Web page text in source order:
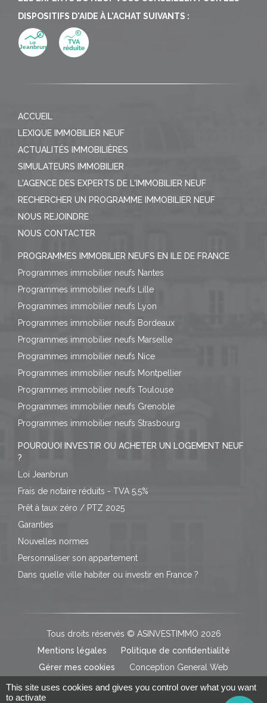
DISPOSITIFS D'AIDE À L'ACHAT SUIVANTS :
ACCUEIL
LEXIQUE IMMOBILIER NEUF
ACTUALITÉS IMMOBILIÈRES
SIMULATEURS IMMOBILIER
L'AGENCE DES EXPERTS DE L'IMMOBILIER NEUF
RECHERCHER UN PROGRAMME IMMOBILIER NEUF
NOUS REJOINDRE
NOUS CONTACTER
PROGRAMMES IMMOBILIER NEUFS EN ILE DE FRANCE
Programmes immobilier neufs Nantes
Programmes immobilier neufs Lille
Programmes immobilier neufs Lyon
Programmes immobilier neufs Bordeaux
Programmes immobilier neufs Marseille
Programmes immobilier neufs Nice
Programmes immobilier neufs Montpellier
Programmes immobilier neufs Toulouse
Programmes immobilier neufs Grenoble
Programmes immobilier neufs Strasbourg
POURQUOI INVESTIR OU ACHETER UN LOGEMENT NEUF
?
Loi Jeanbrun
Frais de notaire réduits - TVA 5,5%
Prêt à taux zéro / PTZ 2025
Garanties
Nouvelles normes
Personnaliser son appartement
Dans quelle ville habiter ou investir en France ?
Tous droits réservés © ASINVESTIMMO 2026
Mentions légales
Politique de confidentialité
Gérer mes cookies
Conception General Web
This site uses cookies and gives you control over what you want
to activate